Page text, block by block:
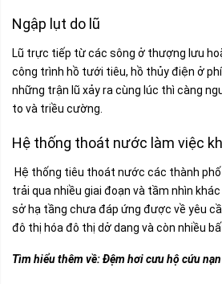
Ngập lụt do lũ
Lũ trực tiếp từ các sông ở thượng lưu
công trình hồ tưới tiêu, hồ thủy điện ở
những trận lũ xảy ra cùng lúc thì càng
to và triều cường.
Hệ thống thoát nước làm việc
Hệ thống tiêu thoát nước các thành
trải qua nhiều giai đoạn và tầm nhìn
sở hạ tầng chưa đáp ứng được về yêu
đô thị hóa đô thị dở dang và còn nhiều
Tìm hiểu thêm về:Đệm hơi cưu hộ cứu nạn